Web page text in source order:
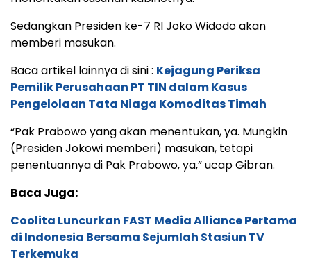
Sedangkan Presiden ke-7 RI Joko Widodo akan
memberi masukan.
Baca artikel lainnya di sini : Kejagung Periksa
Pemilik Perusahaan PT TIN dalam Kasus
Pengelolaan Tata Niaga Komoditas Timah
“Pak Prabowo yang akan menentukan, ya. Mungkin
(Presiden Jokowi memberi) masukan, tetapi
penentuannya di Pak Prabowo, ya,” ucap Gibran.
Baca Juga:
Coolita Luncurkan FAST Media Alliance Pertama
di Indonesia Bersama Sejumlah Stasiun TV
Terkemuka